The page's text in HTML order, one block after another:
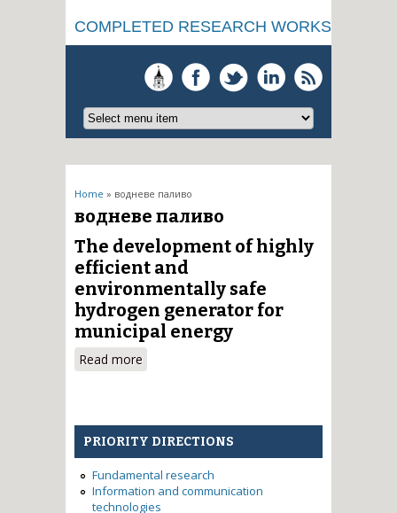
COMPLETED RESEARCH WORKS
You are here
Home » водневе паливо
водневе паливо
The development of highly
efficient and
environmentally safe
hydrogen generator for
municipal energy
Read more
highly efficient and
PRIORITY DIRECTIONS
Fundamental research
Information and communication
technologies